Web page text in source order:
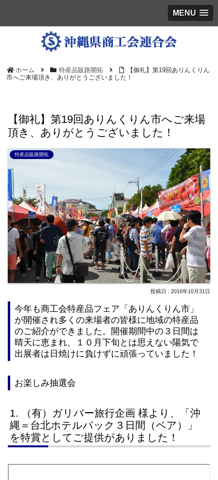
MENU
ホーム 特産品販路開拓
【御礼】第19回ありんくりん
市へご来場頂き、ありがとうございました！
【御礼】第19回ありんくりん市へご来場
頂き、ありがとうございました！
特産品販路開拓
2016年10月31日
今年も商工会特産品フェア「ありんくりん市」
が開催され多くの来場者の皆様に地域の特産品
のご紹介ができました。開催期間中の３日間は
晴天に恵まれ、１０月下旬とは思えない陽気で
出展者は日焼けに負けずに頑張っていました！
お楽しみ抽選会
（有）ガリバー旅行企画 様より、「沖
縄＝台北ホテルパック３日間（ペア）」
を特賞としてご提供がありました！